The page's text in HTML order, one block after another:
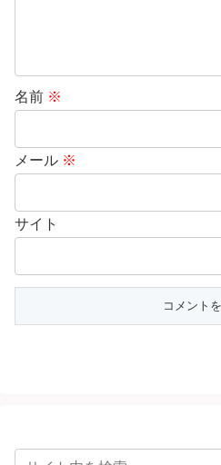
名前 ※
メール ※
サイト